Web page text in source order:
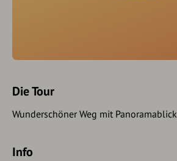
Die Tour
Wunderschöner Weg mit Panoramablick
Info